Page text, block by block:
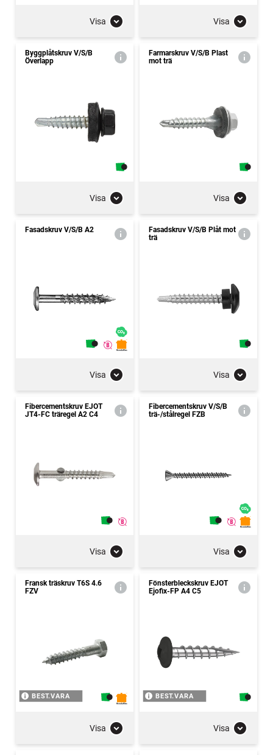
Visa Visa
Byggplåtskruv V/S/B
Överlapp
Visa
Farmarskruv V/S/B Plast
mot trä
Visa
Fasadskruv V/S/B A2
Visa
Fasadskruv V/S/B Plåt mot
trä
Visa
Fibercementskruv EJOT
JT4-FC träregel A2 C4
Visa
Fibercementskruv V/S/B
trä-/stålregel FZB
Visa
Fransk träskruv T6S 4.6
FZV
BEST.VARA
Visa
Fönsterbleckskruv EJOT
Ejofix-FP A4 C5
BEST.VARA
Visa